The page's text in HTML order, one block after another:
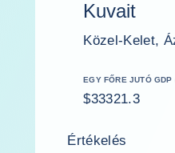
Kuvait
Közel-Kelet,
EGY FŐRE JUTÓ GDP
$33321.3
Értékelés